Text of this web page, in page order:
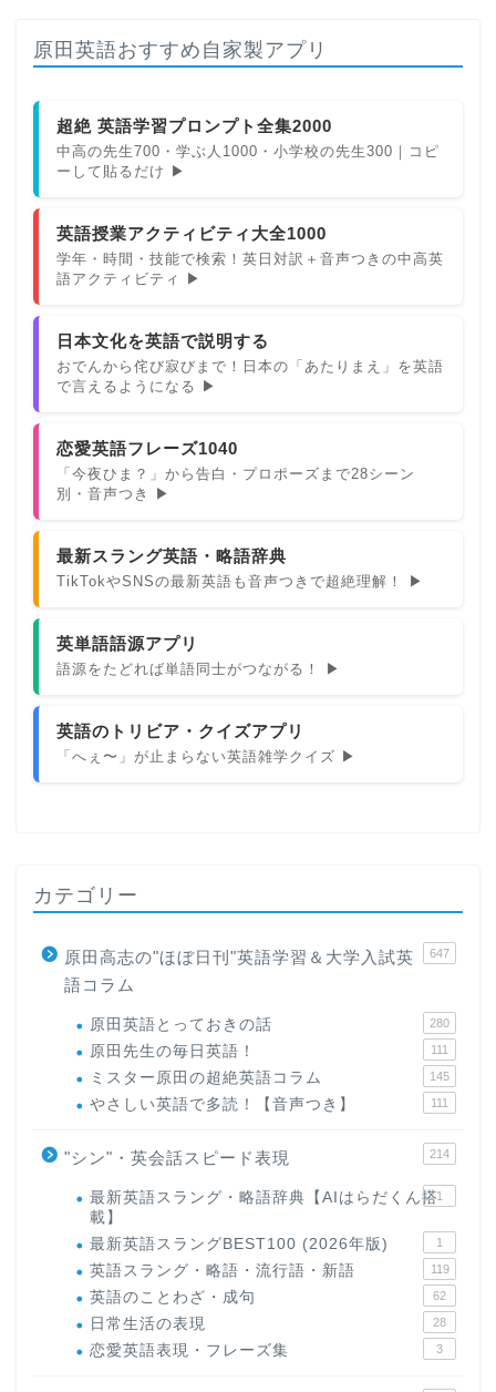
原田英語おすすめ自家製アプリ
超絶 英語学習プロンプト全集2000
中高の先生700・学ぶ人1000・小学校の先生300｜コピ
ーして貼るだけ ▶
英語授業アクティビティ大全1000
学年・時間・技能で検索！英日対訳＋音声つきの中高英
語アクティビティ ▶
日本文化を英語で説明する
おでんから侘び寂びまで！日本の「あたりまえ」を英語
で言えるようになる ▶
恋愛英語フレーズ1040
「今夜ひま？」から告白・プロポーズまで28シーン
別・音声つき ▶
最新スラング英語・略語辞典
TikTokやSNSの最新英語も音声つきで超絶理解！ ▶
英単語語源アプリ
語源をたどれば単語同士がつながる！ ▶
英語のトリビア・クイズアプリ
「へぇ〜」が止まらない英語雑学クイズ ▶
カテゴリー
原田高志の"ほぼ日刊"英語学習＆大学入試英
語コラム
647
原田英語とっておきの話 280
原田先生の毎日英語！ 111
ミスター原田の超絶英語コラム 145
やさしい英語で多読！【音声つき】 111
"シン"・英会話スピード表現 214
最新英語スラング・略語辞典【AIはらだくん搭
載】
1
最新英語スラングBEST100 (2026年版) 1
英語スラング・略語・流行語・新語 119
英語のことわざ・成句 62
日常生活の表現 28
恋愛英語表現・フレーズ集 3